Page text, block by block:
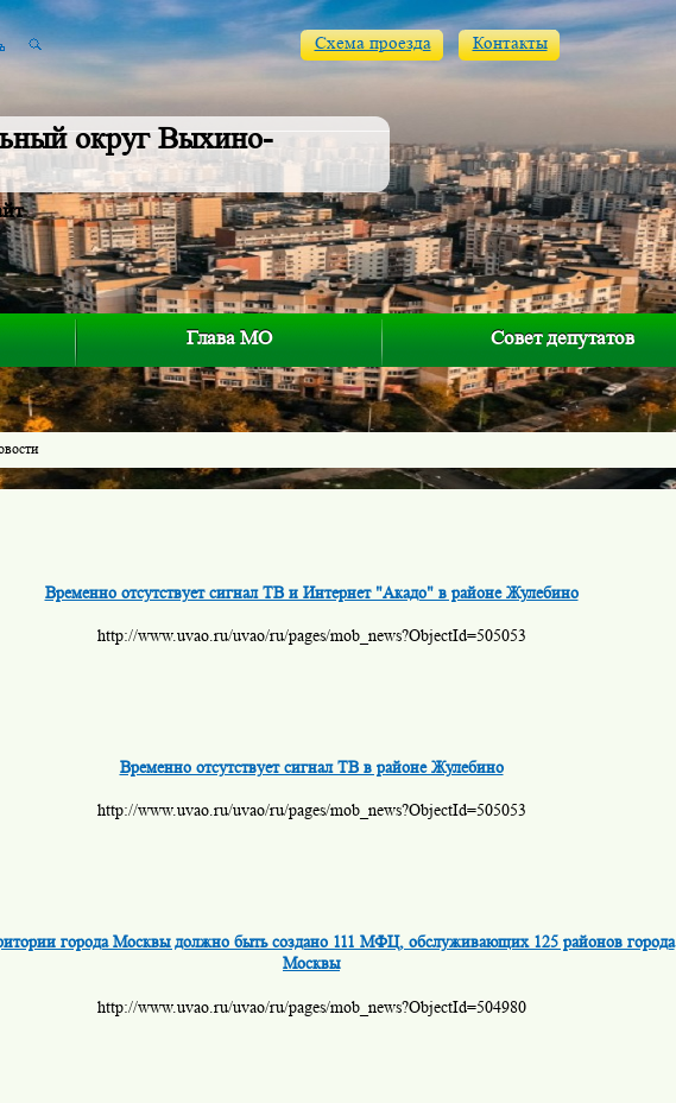
округ Выхино-
Схема проезда Контакты
Глава МО Совет депутатов
Временно отсутствует сигнал ТВ и Интернет "Акадо" в районе Жулебино
http://www.uvao.ru/uvao/ru/pages/mob_news?ObjectId=505053
Временно отсутствует сигнал ТВ в районе Жулебино
http://www.uvao.ru/uvao/ru/pages/mob_news?ObjectId=505053
города Москвы должно быть создано 111 МФЦ, обслуживающих 125 районов города
Москвы
http://www.uvao.ru/uvao/ru/pages/mob_news?ObjectId=504980